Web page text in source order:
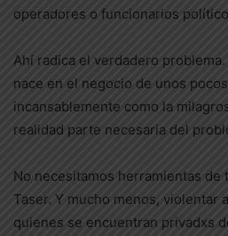
operadores o funcionarios
Ahí radica el verdadero
nace en el negocio de unos
incansablemente como la
realidad parte necesaria del
No necesitamos herramientas de
Taser. Y mucho menos, violentar
quienes se encuentran privadxs